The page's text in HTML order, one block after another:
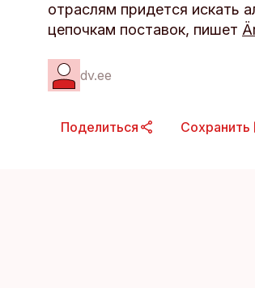
отраслям придется искать
цепочкам поставок, пишет
dv.ee
Поделиться Сохранить